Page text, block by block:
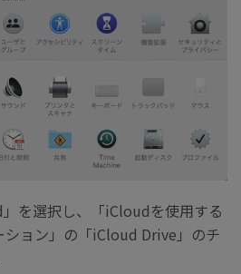
を選択し、「iCloudを使用する
ション」の「iCloud Drive」のチ